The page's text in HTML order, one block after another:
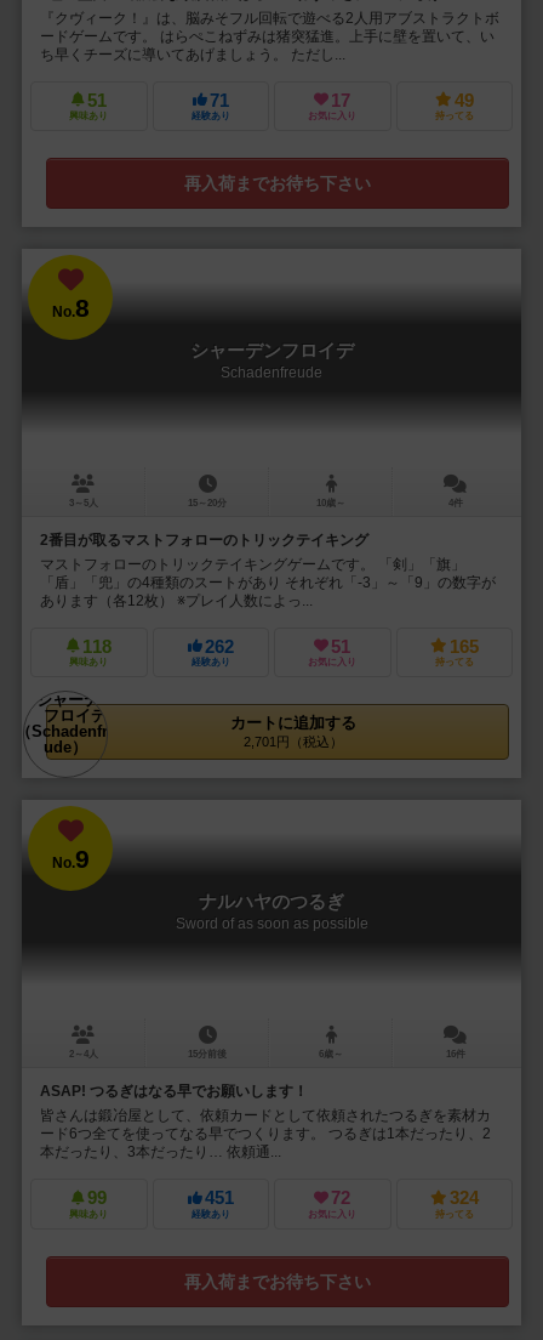
『クヴィーク！』は、脳みそフル回転で遊べる2人用アブストラクトボ
ードゲームです。 はらぺこねずみは猪突猛進。上手に壁を置いて、い
ち早くチーズに導いてあげましょう。 ただし...
51
興味あり
71
経験あり
17
お気に入り
49
持ってる
再入荷までお待ち下さい
No.8
シャーデンフロイデ
Schadenfreude
3～5人 15～20分 10歳～ 4件
2番目が取るマストフォローのトリックテイキング
マストフォローのトリックテイキングゲームです。 「剣」「旗」
「盾」「兜」の4種類のスートがあり それぞれ「-3」～「9」の数字が
あります（各12枚） ※プレイ人数によっ...
118
興味あり
262
経験あり
51
お気に入り
165
持ってる
カートに追加する
2,701円（税込）
No.9
ナルハヤのつるぎ
Sword of as soon as possible
2～4人 15分前後 6歳～ 16件
ASAP! つるぎはなる早でお願いします！
皆さんは鍛冶屋として、依頼カードとして依頼されたつるぎを素材カ
ード6つ全てを使ってなる早でつくります。 つるぎは1本だったり、2
本だったり、3本だったり… 依頼通...
99
興味あり
451
経験あり
72
お気に入り
324
持ってる
再入荷までお待ち下さい